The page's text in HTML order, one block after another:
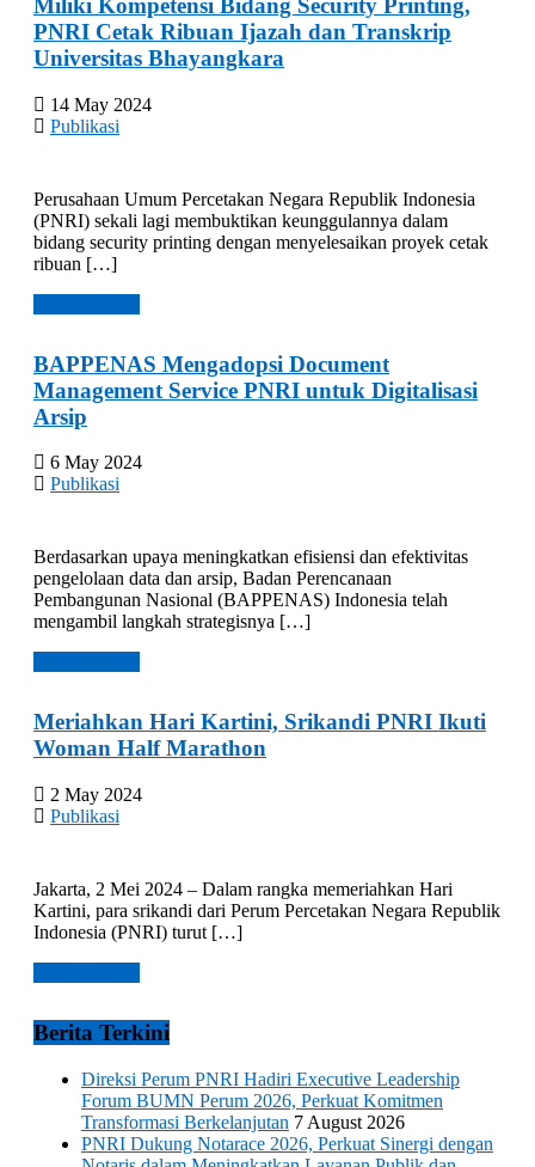
Miliki Kompetensi Bidang Security Printing,
PNRI Cetak Ribuan Ijazah dan Transkrip
Universitas Bhayangkara
14 May 2024
Publikasi
Perusahaan Umum Percetakan Negara Republik Indonesia
(PNRI) sekali lagi membuktikan keunggulannya dalam
bidang security printing dengan menyelesaikan proyek cetak
ribuan […]
BAPPENAS Mengadopsi Document
Management Service PNRI untuk Digitalisasi
Arsip
6 May 2024
Publikasi
Berdasarkan upaya meningkatkan efisiensi dan efektivitas
pengelolaan data dan arsip, Badan Perencanaan
Pembangunan Nasional (BAPPENAS) Indonesia telah
mengambil langkah strategisnya […]
Meriahkan Hari Kartini, Srikandi PNRI Ikuti
Woman Half Marathon
2 May 2024
Publikasi
Jakarta, 2 Mei 2024 – Dalam rangka memeriahkan Hari
Kartini, para srikandi dari Perum Percetakan Negara Republik
Indonesia (PNRI) turut […]
Berita Terkini
Direksi Perum PNRI Hadiri Executive Leadership
Forum BUMN Perum 2026, Perkuat Komitmen
Transformasi Berkelanjutan 7 August 2026
PNRI Dukung Notarace 2026, Perkuat Sinergi dengan